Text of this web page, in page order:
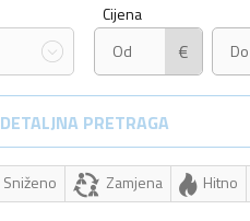
Cijena
€
DETALJNA PRETRAGA
Sniženo Zamjena Hitno